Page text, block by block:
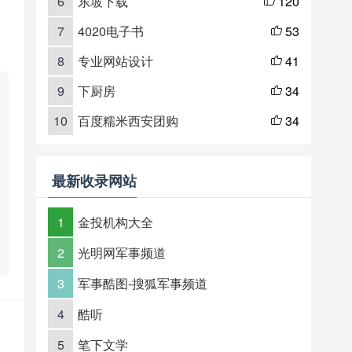
7
4020电子书  53
8
专业网站设计  41
9
下厨房  34
10
百度糯米西安团购  34
最新收录网站
1
金投机构大全
2
光明网军事频道
3
军事酷图-搜狐军事频道
4
酷听
5
笔下文学